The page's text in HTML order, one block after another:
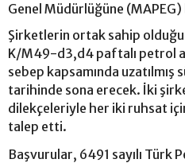
Genel Müdürlüğüne
Şirketlerin ortak sahip
K/M49-d3,d4 paftalı petrol
sebep kapsamında uzatılmış
tarihinde sona erecek. İki
dilekçeleriyle her iki ruhsat
talep etti.
Başvurular, 6491 sayılı Türk